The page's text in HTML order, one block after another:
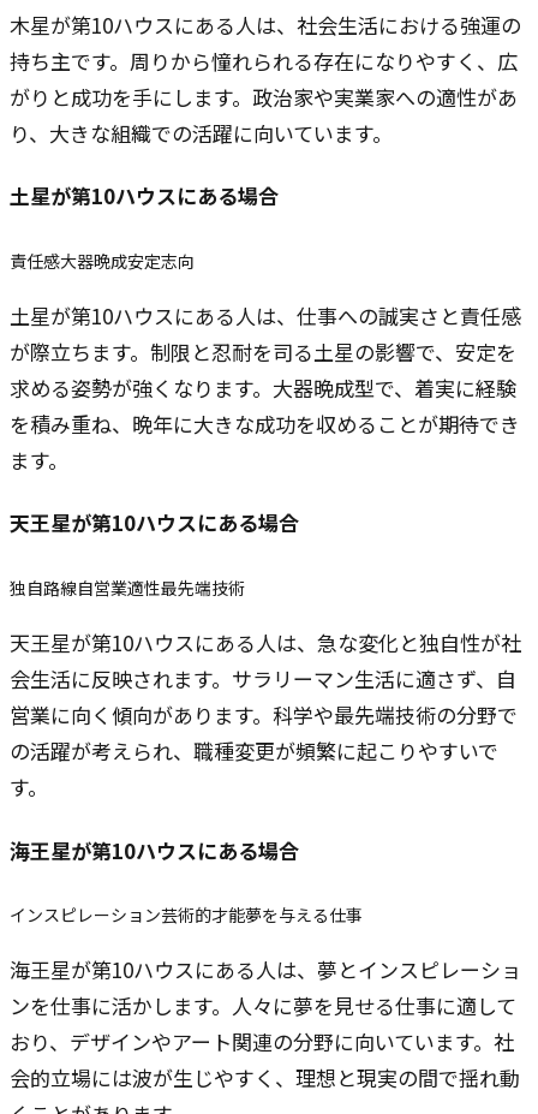
木星が第10ハウスにある人は、社会生活における強運の
持ち主です。周りから憧れられる存在になりやすく、広
がりと成功を手にします。政治家や実業家への適性があ
り、大きな組織での活躍に向いています。
土星が第10ハウスにある場合
責任感大器晩成安定志向
土星が第10ハウスにある人は、仕事への誠実さと責任感
が際立ちます。制限と忍耐を司る土星の影響で、安定を
求める姿勢が強くなります。大器晩成型で、着実に経験
を積み重ね、晩年に大きな成功を収めることが期待でき
ます。
天王星が第10ハウスにある場合
独自路線自営業適性最先端技術
天王星が第10ハウスにある人は、急な変化と独自性が社
会生活に反映されます。サラリーマン生活に適さず、自
営業に向く傾向があります。科学や最先端技術の分野で
の活躍が考えられ、職種変更が頻繁に起こりやすいで
す。
海王星が第10ハウスにある場合
インスピレーション芸術的才能夢を与える仕事
海王星が第10ハウスにある人は、夢とインスピレーショ
ンを仕事に活かします。人々に夢を見せる仕事に適して
おり、デザインやアート関連の分野に向いています。社
会的立場には波が生じやすく、理想と現実の間で揺れ動